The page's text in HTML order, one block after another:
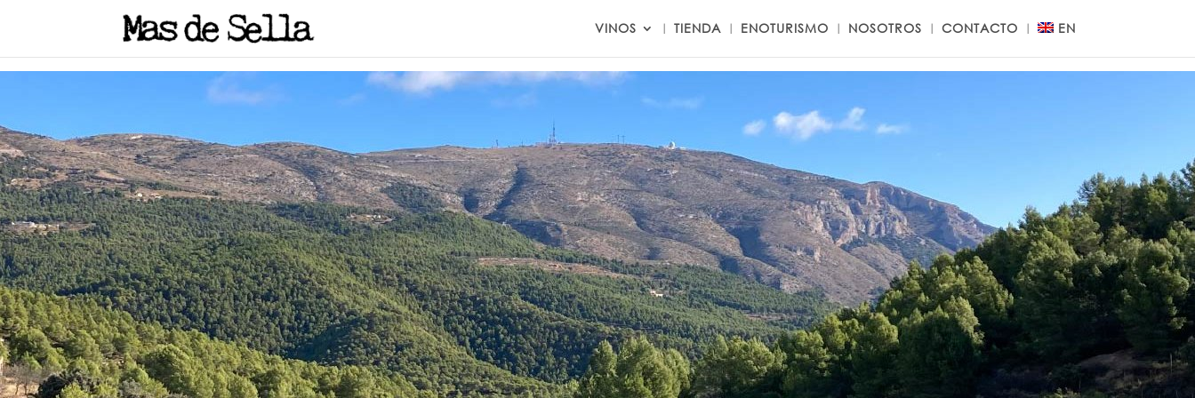
VINOS TIENDA ENOTURISMO NOSOTROS CONTACTO EN